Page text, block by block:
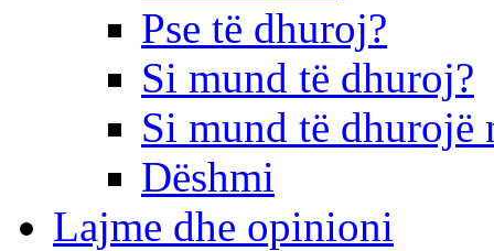
Pse të dhuroj?
Si mund të dhuroj?
Si mund të dhurojë
Dëshmi
Lajme dhe opinioni